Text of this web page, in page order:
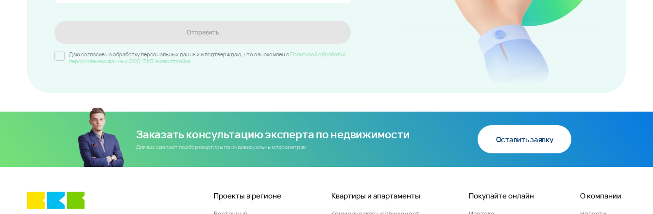
Отправить
Даю согласие на обработку персональных данных и подтверждаю, что ознакомлен c Политикой обработки
персональных данных ООО "ВКБ-Новостройки
Заказать консультацию эксперта по недвижимости
Для вас сделают подбор квартиры по индивидуальным параметрам
Оставить заявку
Проекты в регионе Квартиры и апартаменты Покупайте онлайн О компании